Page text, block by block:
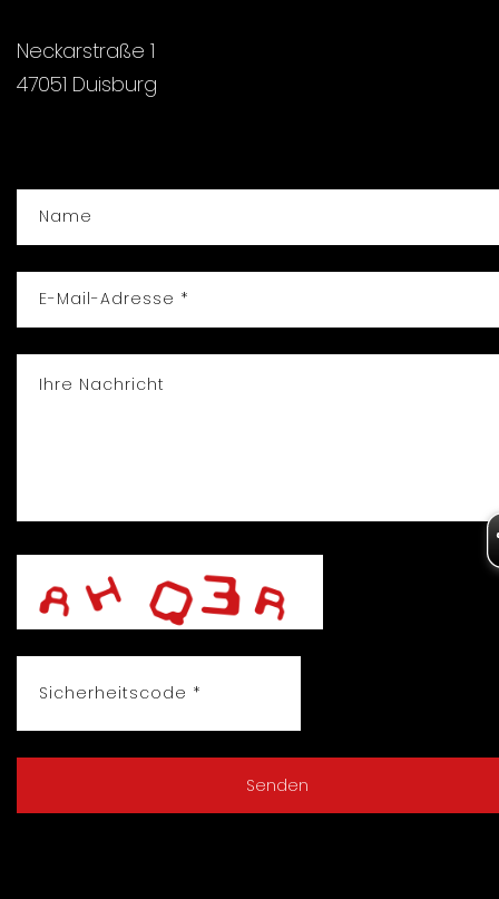
Neckarstraße 1
47051 Duisburg